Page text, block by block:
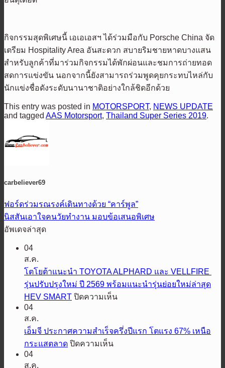
กิจกรรมสุดพิเศษนี้ เอเอเอสฯ ได้ร่วมมือกับ Porsche China จัด
เตรียม Hospitality Area อันสะดวก สบายริมชายหาดบางแสน
สำหรับลูกค้าที่มาร่วมกิจกรรมได้พักผ่อนและชมการถ่ายทอด
สดการแข่งขัน นอกจากนี้ยังสามารถร่วมพูดคุยกระทบไหล่กับ
นักแข่งชื่อดังระดับนานาชาติอย่างใกล้ชิดอีกด้วย
This entry was posted in MOTORSPORT, NEWS UPDATE
and tagged AAS Motorsport, Thailand Super Series 2019.
carbeliever69
ฟอร์ดร่วมรณรงค์เดินทางด้วย “คาร์พูล”
นิสสันเอาใจคนวัยทำงาน มอบข้อเสนอพิเศษ
อัพเดจล่าสุด
04
ส.ค.
โตโยต้าแนะนำ TOYOTA ALPHARD และ VELLFIRE
รุ่นปรับปรุงใหม่ ปี 2569 พร้อมแนะนำรุ่นย่อยใหม่ล่าสุด
HEV SMART ปิดความเห็นบน
ต้า
04
ส.ค.
เอ็มจี ประกาศความสำเร็จครึ่งปีแรก โตแรง 67% เหนือ
กระแสตลาด ปิดความเห็นบน
04
ส.ค.